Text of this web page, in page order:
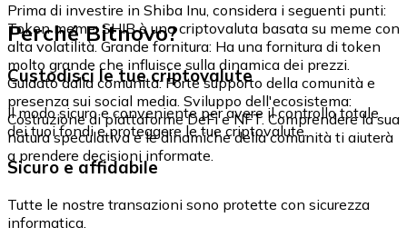
Prima di investire in Shiba Inu, considera i seguenti punti:
Token meme: SHIB è una criptovaluta basata su meme con
alta volatilità. Grande fornitura: Ha una fornitura di token
molto grande che influisce sulla dinamica dei prezzi.
Guidato dalla comunità: Forte supporto della comunità e
presenza sui social media. Sviluppo dell'ecosistema:
Costruzione di piattaforme DeFi e NFT. Comprendere la sua
natura speculativa e le dinamiche della comunità ti aiuterà
a prendere decisioni informate.
Perché Bitnovo?
Custodisci le tue criptovalute
Il modo sicuro e conveniente per avere il controllo totale
dei tuoi fondi e proteggere le tue criptovalute.
Sicuro e affidabile
Tutte le nostre transazioni sono protette con sicurezza
informatica.